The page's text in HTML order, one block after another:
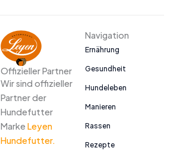
Offizieller Partner
Wir sind offizieller
Partner der
Hundefutter
Marke Leyen
Hundefutter.
Navigation
Ernährung
Gesundheit
Hundeleben
Manieren
Rassen
Rezepte